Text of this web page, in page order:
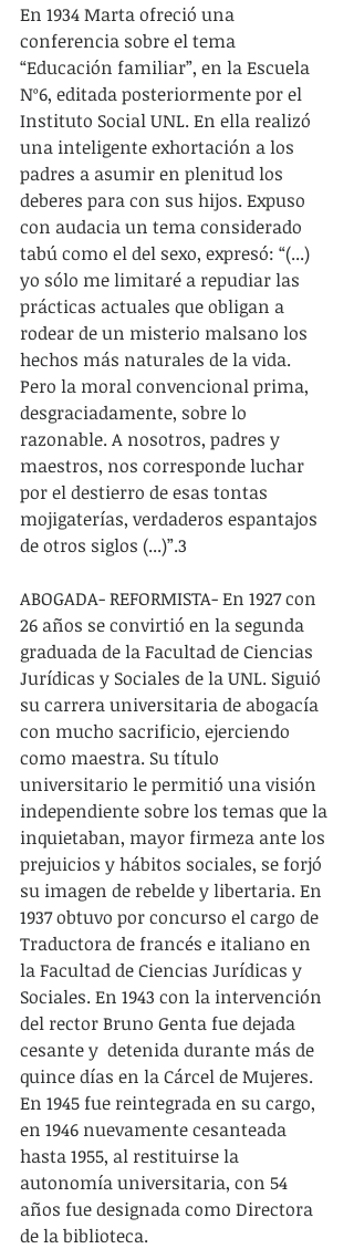
En 1934 Marta ofreció una
conferencia sobre el tema
“Educación familiar”, en la Escuela
Nº6, editada posteriormente por el
Instituto Social UNL. En ella realizó
una inteligente exhortación a los
padres a asumir en plenitud los
deberes para con sus hijos. Expuso
con audacia un tema considerado
tabú como el del sexo, expresó: “(...)
yo sólo me limitaré a repudiar las
prácticas actuales que obligan a
rodear de un misterio malsano los
hechos más naturales de la vida.
Pero la moral convencional prima,
desgraciadamente, sobre lo
razonable. A nosotros, padres y
maestros, nos corresponde luchar
por el destierro de esas tontas
mojigaterías, verdaderos espantajos
de otros siglos (...)”.3
ABOGADA- REFORMISTA- En 1927 con
26 años se convirtió en la segunda
graduada de la Facultad de Ciencias
Jurídicas y Sociales de la UNL. Siguió
su carrera universitaria de abogacía
con mucho sacrificio, ejerciendo
como maestra. Su título
universitario le permitió una visión
independiente sobre los temas que la
inquietaban, mayor firmeza ante los
prejuicios y hábitos sociales, se forjó
su imagen de rebelde y libertaria. En
1937 obtuvo por concurso el cargo de
Traductora de francés e italiano en
la Facultad de Ciencias Jurídicas y
Sociales. En 1943 con la intervención
del rector Bruno Genta fue dejada
cesante y  detenida durante más de
quince días en la Cárcel de Mujeres.
En 1945 fue reintegrada en su cargo,
en 1946 nuevamente cesanteada
hasta 1955, al restituirse la
autonomía universitaria, con 54
años fue designada como Directora
de la biblioteca.